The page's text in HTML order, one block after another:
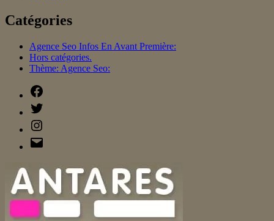
Catégories
Agence Seo Infos En Avant Première:
Hors catégories.
Thème: Agence Seo: